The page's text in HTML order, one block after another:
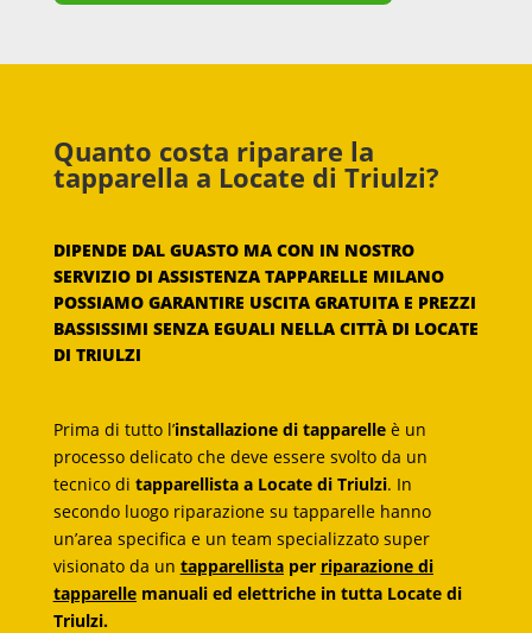
Quanto costa riparare la
tapparella a Locate di Triulzi?
DIPENDE DAL GUASTO MA CON IN NOSTRO
SERVIZIO DI ASSISTENZA TAPPARELLE MILANO
POSSIAMO GARANTIRE USCITA GRATUITA E PREZZI
BASSISSIMI SENZA EGUALI NELLA CITTÀ DI LOCATE
DI TRIULZI
Prima di tutto l’installazione di tapparelle è un
processo delicato che deve essere svolto da un
tecnico di tapparellista a Locate di Triulzi. In
secondo luogo riparazione su tapparelle hanno
un’area specifica e un team specializzato super
visionato da un tapparellistaper riparazione di
tapparellemanuali ed elettriche in tutta Locate di
Triulzi.